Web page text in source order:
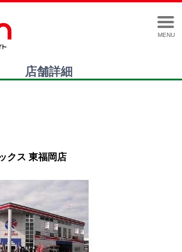
MENU
店舗詳細
クス 東福岡店